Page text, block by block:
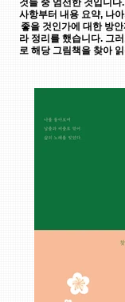
사항부터 내용 요약, 나
좋을 것인가에 대한 방
라 정리를 했습니다. 그
로 해당 그림책을 찾아